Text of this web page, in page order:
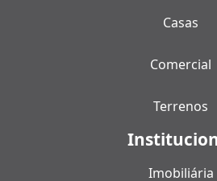
Casas
Comercial
Terrenos
Imobiliária